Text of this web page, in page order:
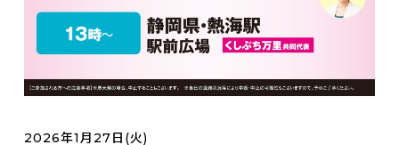
2026年1月27日(火)